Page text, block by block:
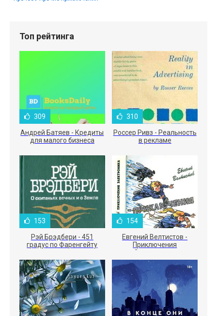
Топ рейтинга
309
Андрей Батяев - Кредиты
для малого бизнеса
310
Россер Ривз - Реальность
в рекламе
153
Рэй Брэдбери - 451
градус по Фаренгейту
154
Евгений Велтистов -
Приключения
Электроника